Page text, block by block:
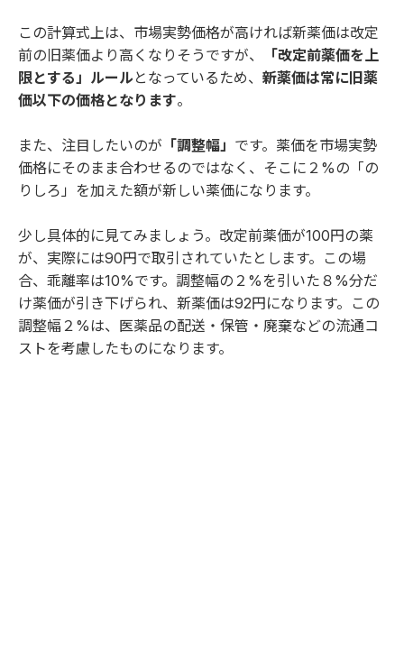
この計算式上は、市場実勢価格が高ければ新薬価は改定
前の旧薬価より高くなりそうですが、
「改定前薬価を上
限とする」ルール となっているため、 新薬価は常に旧薬
価以下の価格となります。
また、注目したいのが 「調整幅」 です。薬価を市場実勢
価格にそのまま合わせるのではなく、そこに２%の「の
りしろ」を加えた額が新しい薬価になります。
少し具体的に見てみましょう。改定前薬価が100円の薬
が、実際には90円で取引されていたとします。この場
合、乖離率は10%です。調整幅の２%を引いた８%分だ
け薬価が引き下げられ、新薬価は92円になります。この
調整幅２%は、医薬品の配送・保管・廃棄などの流通コ
ストを考慮したものになります。